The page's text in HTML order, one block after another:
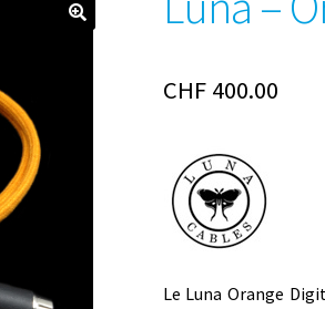
CHF400.00
Le Luna Orange